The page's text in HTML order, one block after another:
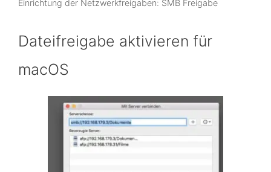
Einrichtung der Netzwerkfreigaben: SMB Freigabe
Dateifreigabe aktivieren für
macOS